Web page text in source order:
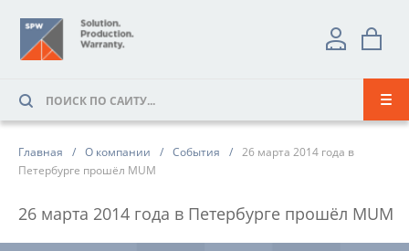
Главная О компании События
26 марта 2014 года в
Петербурге прошёл MUM
26 марта 2014 года в Петербурге прошёл MUM